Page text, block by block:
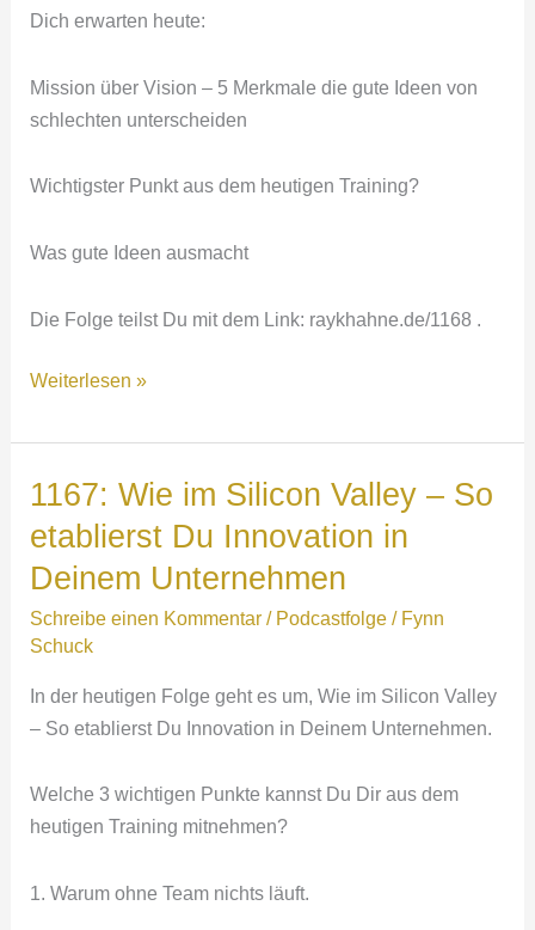
können!
Daniel
Winkelhammer
Dich erwarten heute:
Mission über Vision – 5 Merkmale die gute Ideen von
schlechten unterscheiden
Wichtigster Punkt aus dem heutigen Training?
Was gute Ideen ausmacht
Die Folge teilst Du mit dem Link: raykhahne.de/1168 .
1168:
über
–
5
Merkmale
gute
von
schlechten
Weiterlesen »
1167: Wie im Silicon Valley – So
etablierst Du Innovation in
Deinem Unternehmen
Schreibe einen Kommentar / Podcastfolge / Fynn
Schuck
In der heutigen Folge geht es um, Wie im Silicon Valley
– So etablierst Du Innovation in Deinem Unternehmen.
Welche 3 wichtigen Punkte kannst Du Dir aus dem
heutigen Training mitnehmen?
1. Warum ohne Team nichts läuft.